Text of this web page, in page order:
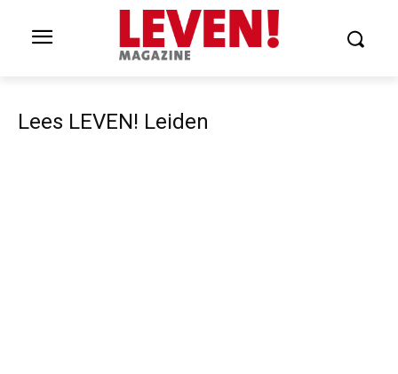
Lees LEVEN! Leiden